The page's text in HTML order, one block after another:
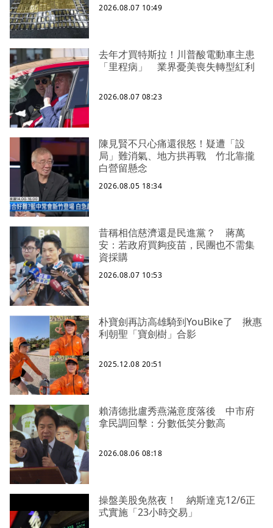
2026.08.07 10:49
去年才買特斯拉！川普酸電動車主患
「里程病」 業界憂美喪失轉型紅利
2026.08.07 08:23
陳見賢不只心痛還很怒！疑遭「設
局」難消氣、地方拱再戰 竹北靠攏
白營留懸念
2026.08.05 18:34
昔稱相信慈濟還是民進黨？ 蔣萬
安：若政府買夠疫苗，民團也不需集
資採購
2026.08.07 10:53
朴寶劍再訪高雄騎到YouBike了 揪惠
利朝聖「寶劍樹」合影
2025.12.08 20:51
賴清德批盧秀燕滿意度落後 中市府
拿民調回擊：分數低笑分數高
2026.08.06 08:18
操盤美股免熬夜！ 納斯達克12/6正
式實施「23小時交易」